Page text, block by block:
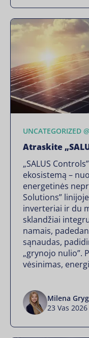
UNCATEGORIZED
Atraskite
„SALUS
ekosistemą –
energetinės
Solutions”
inverteriai ir du
sklandžiai
namais,
sąnaudas,
„grynojo nulio”.
vėsinimas,
Milena
23 Vas 2026